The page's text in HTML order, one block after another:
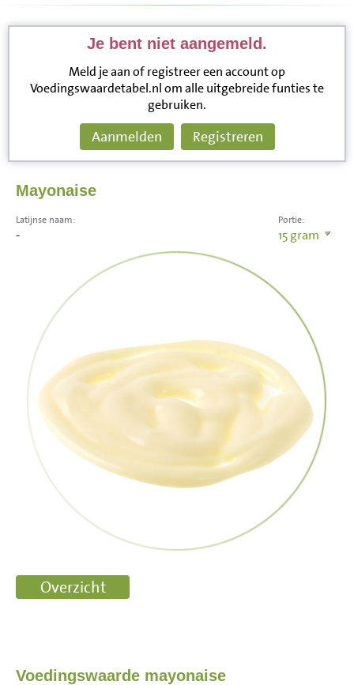
Je bent niet aangemeld.
Meld je aan of registreer een account op
Voedingswaardetabel.nl om alle uitgebreide funties te
gebruiken.
Aanmelden Registreren
Mayonaise
Portie:
15gram
Latijnse naam:
-
Voedingswaarde mayonaise